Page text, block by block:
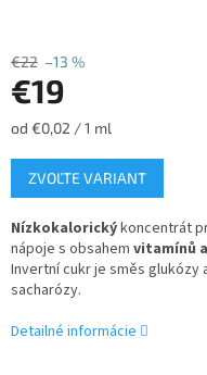
€22 –13 %
€19
Jednotková
od €0,02 / 1 ml
ZVOĽTE VARIANT
Nízkokalorickýkoncentrát
nápoje s obsahem vitamínů
Invertní cukr je směs
sacharózy.
Detailné informácie